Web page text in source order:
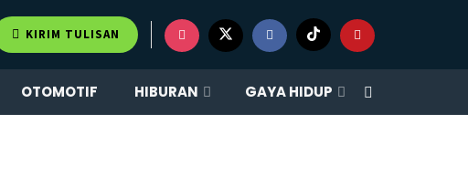
KIRIM TULISAN
OTOMOTIF HIBURAN GAYA HIDUP